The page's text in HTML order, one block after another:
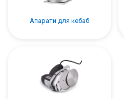
Апарати для кебаб